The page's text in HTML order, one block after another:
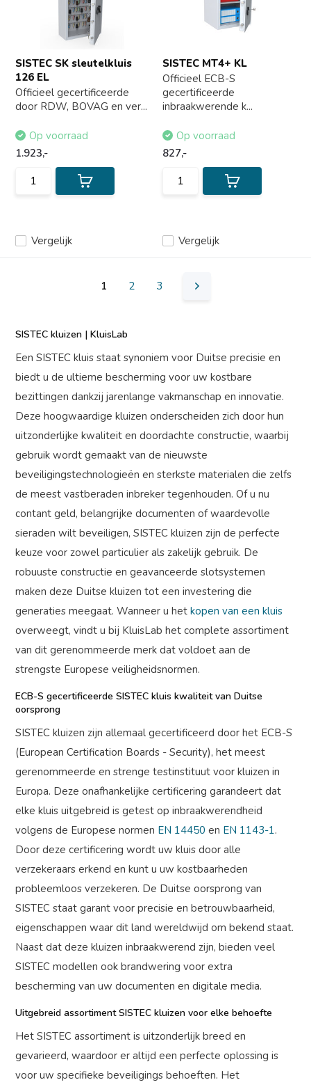
SISTEC SK sleutelkluis
126 EL
Officieel gecertificeerde
door RDW, BOVAG en ver...
Vergelijk
Op voorraad
1.923,-
SISTEC MT4+ KL
Officieel ECB-S
gecertificeerde
inbraakwerende k...
Vergelijk
Op voorraad
827,-
1 2 3
SISTEC kluizen | KluisLab
Een SISTEC kluis staat synoniem voor Duitse precisie en
biedt u de ultieme bescherming voor uw kostbare
bezittingen dankzij jarenlange vakmanschap en innovatie.
Deze hoogwaardige kluizen onderscheiden zich door hun
uitzonderlijke kwaliteit en doordachte constructie, waarbij
gebruik wordt gemaakt van de nieuwste
beveiligingstechnologieën en sterkste materialen die zelfs
de meest vastberaden inbreker tegenhouden. Of u nu
contant geld, belangrijke documenten of waardevolle
sieraden wilt beveiligen, SISTEC kluizen zijn de perfecte
keuze voor zowel particulier als zakelijk gebruik. De
robuuste constructie en geavanceerde slotsystemen
maken deze Duitse kluizen tot een investering die
generaties meegaat. Wanneer u hetkopen van een kluis
overweegt, vindt u bij KluisLab het complete assortiment
van dit gerenommeerde merk dat voldoet aan de
strengste Europese veiligheidsnormen.
ECB-S gecertificeerde SISTEC kluis kwaliteit van Duitse
oorsprong
SISTEC kluizen zijn allemaal gecertificeerd door het ECB-S
(European Certification Boards - Security), het meest
gerenommeerde en strenge testinstituut voor kluizen in
Europa. Deze onafhankelijke certificering garandeert dat
elke kluis uitgebreid is getest op inbraakwerendheid
volgens de Europese normen EN 14450 en EN 1143-1.
Door deze certificering wordt uw kluis door alle
verzekeraars erkend en kunt u uw kostbaarheden
probleemloos verzekeren. De Duitse oorsprong van
SISTEC staat garant voor precisie en betrouwbaarheid,
eigenschappen waar dit land wereldwijd om bekend staat.
Naast dat deze kluizen inbraakwerend zijn, bieden veel
SISTEC modellen ook brandwering voor extra
bescherming van uw documenten en digitale media.
Uitgebreid assortiment SISTEC kluizen voor elke behoefte
Het SISTEC assortiment is uitzonderlijk breed en
gevarieerd, waardoor er altijd een perfecte oplossing is
voor uw specifieke beveiligings behoeften. Het